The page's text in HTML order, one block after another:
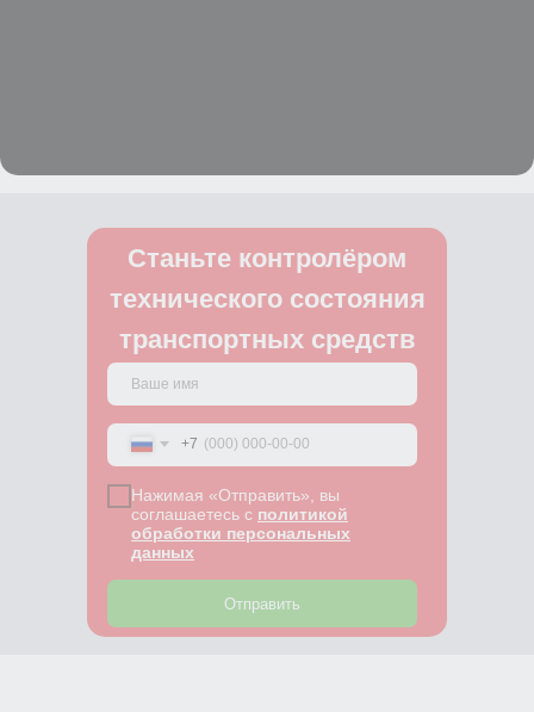
Станьте контролёром
технического состояния
транспортных средств
+7
Нажимая «Отправить», вы
соглашаетесь с политикой
обработки персональных
данных
Отправить